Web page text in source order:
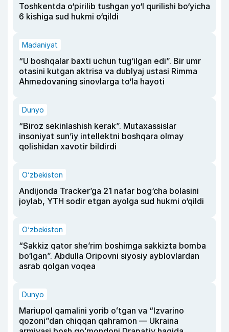
Toshkentda o‘pirilib tushgan yo‘l qurilishi bo‘yicha
6 kishiga sud hukmi o‘qildi
Madaniyat
“U boshqalar baxti uchun tug‘ilgan edi”. Bir umr
otasini kutgan aktrisa va dublyaj ustasi Rimma
Ahmedovaning sinovlarga to‘la hayoti
Dunyo
“Biroz sekinlashish kerak”. Mutaxassislar
insoniyat sun’iy intellektni boshqara olmay
qolishidan xavotir bildirdi
O‘zbekiston
Andijonda Tracker’ga 21 nafar bog‘cha bolasini
joylab, YTH sodir etgan ayolga sud hukmi o‘qildi
O‘zbekiston
“Sakkiz qator she’rim boshimga sakkizta bomba
bo‘lgan”. Abdulla Oripovni siyosiy ayblovlardan
asrab qolgan voqea
Dunyo
Mariupol qamalini yorib oʻtgan va “Izvarino
qozoni”dan chiqqan qahramon — Ukraina